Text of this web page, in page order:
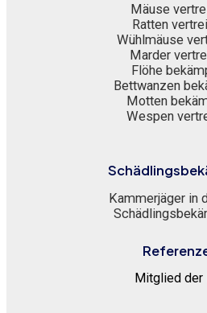
Mäuse
Ratten
Wühlmäuse
Marder
Flöhe
Bettwanzen
Motten
Wespen
Kammerjäger in
Mitglied der